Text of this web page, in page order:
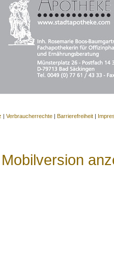
| Verbraucherrechte | Barrierefreiheit |
Mobilversion